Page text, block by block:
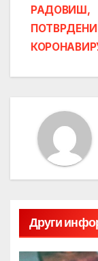
РАДОВИШ,
Други